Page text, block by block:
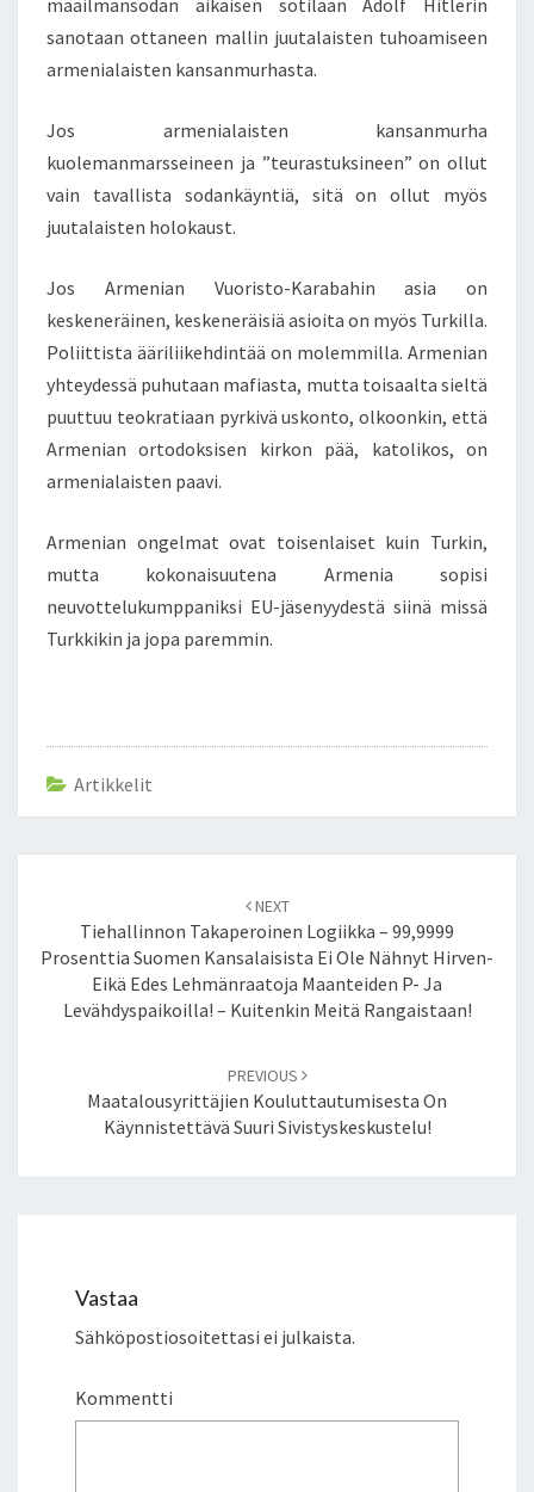
maailmansodan aikaisen sotilaan Adolf Hitlerin
sanotaan ottaneen mallin juutalaisten tuhoamiseen
armenialaisten kansanmurhasta.
Jos armenialaisten kansanmurha
kuolemanmarsseineen ja ”teurastuksineen” on ollut
vain tavallista sodankäyntiä, sitä on ollut myös
juutalaisten holokaust.
Jos Armenian Vuoristo-Karabahin asia on
keskeneräinen, keskeneräisiä asioita on myös Turkilla.
Poliittista ääriliikehdintää on molemmilla. Armenian
yhteydessä puhutaan mafiasta, mutta toisaalta sieltä
puuttuu teokratiaan pyrkivä uskonto, olkoonkin, että
Armenian ortodoksisen kirkon pää, katolikos, on
armenialaisten paavi.
Armenian ongelmat ovat toisenlaiset kuin Turkin,
mutta kokonaisuutena Armenia sopisi
neuvottelukumppaniksi EU-jäsenyydestä siinä missä
Turkkikin ja jopa paremmin.
Artikkelit
navigation
NEXT
Tiehallinnon Takaperoinen Logiikka – 99,9999
Prosenttia Suomen Kansalaisista Ei Ole Nähnyt Hirven-
Eikä Edes Lehmänraatoja Maanteiden P- Ja
Levähdyspaikoilla! – Kuitenkin Meitä Rangaistaan!
PREVIOUS
Maatalousyrittäjien Kouluttautumisesta On
Käynnistettävä Suuri Sivistyskeskustelu!
Vastaa
Sähköpostiosoitettasi ei julkaista.
Kommentti